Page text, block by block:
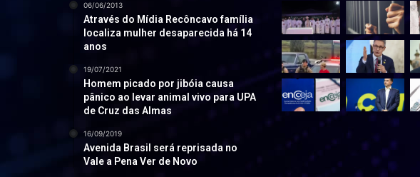
06/06/2013
Através do Mídia Recôncavo família
localiza mulher desaparecida há 14
anos
19/07/2021
Homem picado por jibóia causa
pânico ao levar animal vivo para UPA
de Cruz das Almas
16/09/2019
Avenida Brasil será reprisada no
Vale a Pena Ver de Novo